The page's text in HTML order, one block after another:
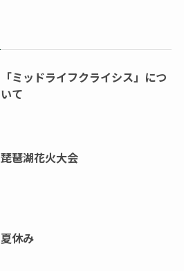
「ミッドライフクライシス」につ
いて
琵琶湖花火大会
夏休み